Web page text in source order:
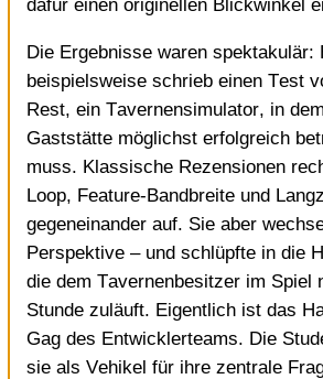
dafür einen originellen Blickwinkel
Die Ergebnisse waren spektakulär:
beispielsweise schrieb einen Test
Rest, ein Tavernensimulator, in
Gaststätte möglichst erfolgreich
muss. Klassische Rezensionen
Loop, Feature-Bandbreite und
gegeneinander auf. Sie aber
Perspektive – und schlüpfte in die
die dem Tavernenbesitzer im Spiel
Stunde zuläuft. Eigentlich ist das
Gag des Entwicklerteams. Die
sie als Vehikel für ihre zentrale